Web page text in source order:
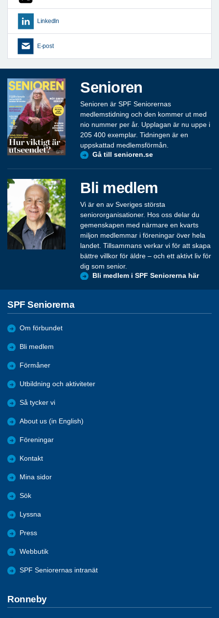
LinkedIn
E-post
Senioren
Senioren är SPF Seniorernas
medlemstidning och den kommer ut med
nio nummer per år. Upplagan är nu uppe i
205 400 exemplar. Tidningen är en
uppskattad medlemsförmån.
Gå till senioren.se
Bli medlem
Vi är en av Sveriges största
seniororganisationer. Hos oss delar du
gemenskapen med närmare en kvarts
miljon medlemmar i föreningar över hela
landet. Tillsammans verkar vi för att skapa
bättre villkor för äldre – och ett aktivt liv för
dig som senior.
Bli medlem i SPF Seniorerna här
SPF Seniorerna
Om förbundet
Bli medlem
Förmåner
Utbildning och aktiviteter
Så tycker vi
About us (in English)
Föreningar
Kontakt
Mina sidor
Sök
Lyssna
Press
Webbutik
SPF Seniorernas intranät
Ronneby